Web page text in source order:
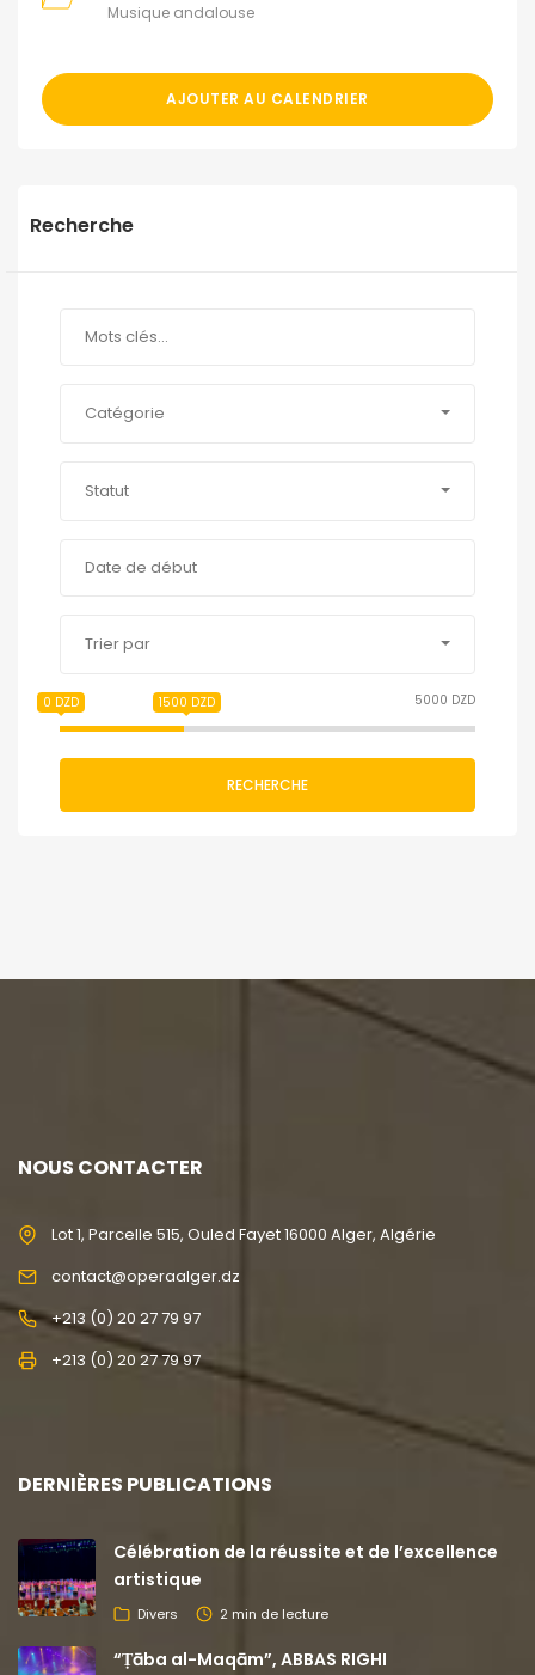
Musique andalouse
AJOUTER AU CALENDRIER
Recherche
Catégorie
Statut
Trier par
5000 DZD
0 DZD 1500 DZD
RECHERCHE
NOUS CONTACTER
Lot 1, Parcelle 515, Ouled Fayet 16000 Alger, Algérie
contact@operaalger.dz
+213 (0) 20 27 79 97
+213 (0) 20 27 79 97
DERNIÈRES PUBLICATIONS
Célébration de la réussite et de l’excellence
artistique
Divers 2 min de lecture
“Ṭāba al-Maqām”, ABBAS RIGHI